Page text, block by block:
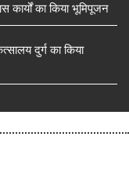
कार्यों का किया भूमिपूजन
दुर्ग का किया